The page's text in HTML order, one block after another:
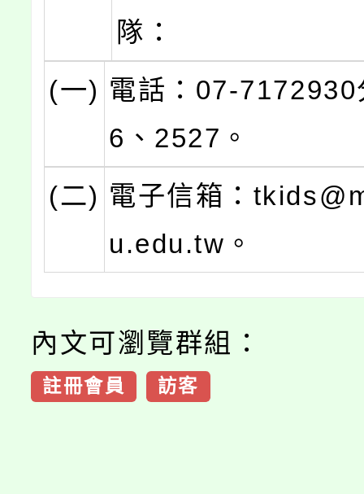
隊：
(一) 電話：07-
6、2527。
(二) 電子信箱：
u.edu.tw。
內文可瀏覽群組：
註冊會員 訪客